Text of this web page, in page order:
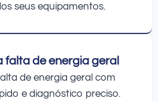
seus equipamentos.
falta de energia geral
de energia geral com
e diagnóstico preciso.